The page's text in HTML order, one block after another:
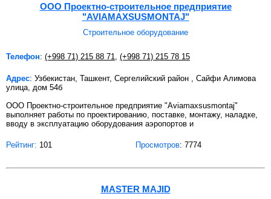
ООО Проектно-строительное предприятие
"AVIAMAXSUSMONTAJ"
Строительное оборудование
Телефон: (+998 71) 215 88 71 (+998 71) 215 78 15
Адрес: Узбекистан, Ташкент, Сергелийский район , Сайфи Алимова
улица, дом 54б
ООО Проектно-строительное предприятие "Aviamaxsusmontaj"
выполняет работы по проектированию, поставке, монтажу, наладке,
вводу в эксплуатацию оборудования аэропортов и
Рейтинг: 101 Просмотров: 7774
MASTER MAJID